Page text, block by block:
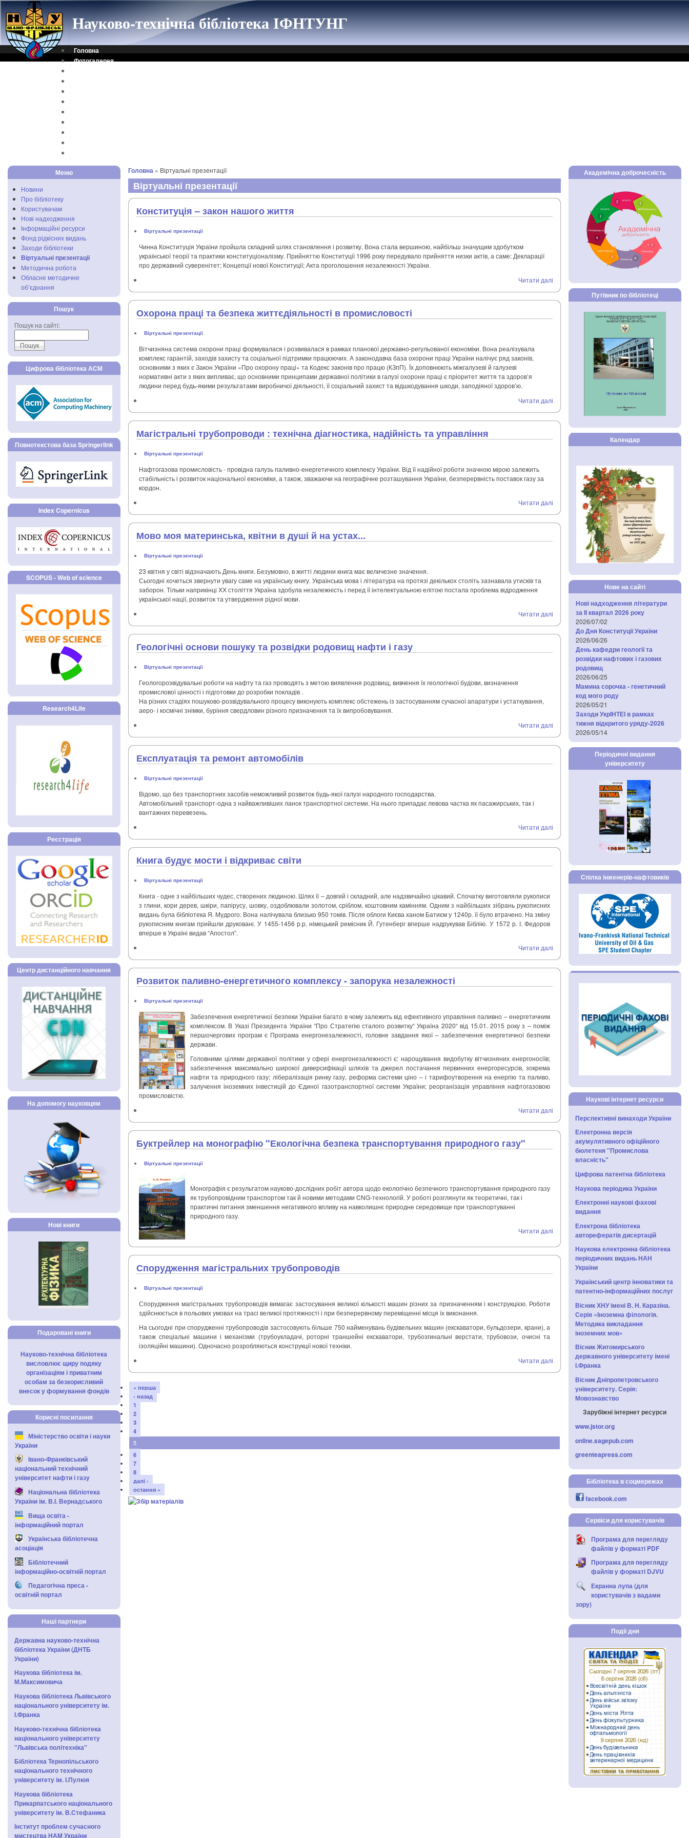
Науково-технічна бібліотека ІФНТУНГ
Головна
Фотогалерея
Меню
Новини
Про бібліотеку
Користувачам
Нові надходження
Інформаційні ресурси
Фонд рідкісних видань
Заходи бібліотеки
Віртуальні презентації
Методична робота
Обласне методичне
об’єднання
Пошук
Пошук на сайті:
Цифрова бібліотека АСМ
Повнотекстова база Springerlink
Index Copernicus
SCOPUS - Web of science
Research4Life
Реєстрація
Центр дистанційного навчання
На допомогу науковцям
Нові книги
Подаровані книги
Науково-технічна бібліотека
висловлює щиру подяку
організаціям і приватним
особам за безкорисливий
внесок у формування фондів
Корисні посилання
Міністерство освіти і науки
України
Івано-Франківський
національний технічний
університет нафти і газу
Національна бібліотека
України ім. В.І. Вернадського
Вища освіта -
інформаційний портал
Українська бібліотечна
асоціація
Бібліотечний
інформаційно-освітній портал
Педагогічна преса -
освітній портал
Наші партнери
Державна науково-технічна
бібліотека України (ДНТБ
України)
Наукова бібліотека ім.
М.Максимовича
Наукова бібліотека Львівського
національного університету ім.
І.Франка
Науково-технічна бібліотека
національного університету
"Львівська політехніка"
Бібліотека Тернопільського
національного технічного
університету ім. І.Пулюя
Наукова бібліотека
Прикарпатського національного
університету ім. В.Стефаника
Інститут проблем сучасного
мистецтва НАМ України
Головна » Віртуальні презентації
Віртуальні презентації
Конституція – закон нашого життя
Віртуальні презентації
Чинна Конституція України пройшла складний шлях становлення і розвитку. Вона стала вершиною, найбільш значущим здобутком
української теорії та практики конституціоналізму. Прийняттю Конституції 1996 року передувало прийняття низки актів, а саме: Декларації
про державний суверенітет; Концепції нової Конституції; Акта проголошення незалежності України.
Читати далі
Охорона праці та безпека життєдіяльності в промисловості
Віртуальні презентації
Вітчизняна система охорони праці формувалася і розвивалася в рамках планової державно-регульованої економіки. Вона реалізувала
комплекс гарантій, заходів захисту та соціальної підтримки працюючих. А законодавча база охорони праці України налічує ряд законів,
основними з яких є Закон України «Про охорону праці» та Кодекс законів про працю (КЗпП). Їх доповнюють міжгалузеві й галузеві
нормативні акти з яких випливає, що основними принципами державної політики в галузі охорони праці є пріоритет життя та здоров’я
людини перед будь-якими результатами виробничої діяльності, її соціальний захист та відшкодування шкоди, заподіяної здоров’ю.
Читати далі
Магістральні трубопроводи : технічна діагностика, надійність та управління
Віртуальні презентації
Нафтогазова промисловість - провідна галузь паливно-енергетичного комплексу України. Від її надійної роботи значною мірою залежить
стабільність і розвиток національної економіки, а також, зважаючи на географічне розташування України, безперервність поставок газу за
кордон.
Читати далі
Мово моя материнська, квітни в душі й на устах...
Віртуальні презентації
23 квітня у світі відзначають День книги. Безумовно, в житті людини книга має величезне значення.
Сьогодні хочеться звернути увагу саме на українську книгу. Українська мова і література на протязі декількох століть зазнавала утисків та
заборон. Тільки наприкінці ХХ століття Україна здобула незалежність і перед її інтелектуальною елітою постала проблема відродження
української нації, розвиток та утвердження рідної мови.
Читати далі
Геологічні основи пошуку та розвідки родовищ нафти і газу
Віртуальні презентації
Геологорозвідувальні роботи на нафту та газ проводять з метою виявлення родовищ, вивчення їх геологічної будови, визначення
промислової цінності і підготовки до розробки покладів .
На різних стадіях пошуково-розвідувального процесу виконують комплекс обстежень із застосуванням сучасної апаратури і устаткування,
аеро- і космічні знімки, буріння свердловин різного призначення та їх випробовування.
Читати далі
Експлуатація та ремонт автомобілів
Віртуальні презентації
Відомо, що без транспортних засобів неможливий розвиток будь-якої галузі народного господарства.
Автомобільний транспорт-одна з найважливіших ланок транспортної системи. На нього припадає левова частка як пасажирських, так і
вантажних перевезень.
Читати далі
Книга будує мости і відкриває світи
Віртуальні презентації
Книга - одне з найбільших чудес, створених людиною. Шлях її – довгий і складний, але надзвичайно цікавий. Спочатку виготовляли рукописи
з глини, кори дерев, шкіри, папірусу, шовку, оздоблювали золотом, сріблом, коштовним камінням. Одним з найбільших зібрань рукописних
видань була бібліотека Я. Мудрого. Вона налічувала близько 950 томів. Після облоги Києва ханом Батиєм у 1240р. її було втрачено. На зміну
рукописним книгам прийшли друковані. У 1455-1456 р.р. німецький ремісник Й. Гутенберг вперше надрукував Біблію. У 1572 р. І. Федоров
вперше в Україні видав “Апостол”.
Читати далі
Розвиток паливно-енергетичного комплексу - запорука незалежності
Віртуальні презентації
Забезпечення енергетичної безпеки України багато в чому залежить від ефективного управління паливно – енергетичним
комплексом. В Указі Президента України “Про Стратегію сталого розвитку“ Україна 2020“ від 15.01. 2015 року з – поміж
першочергових програм є Програма енергонезалежності, головне завдання якої – забезпечення енергетичної безпеки
держави.
Головними цілями державної політики у сфері енергонезалежності є: нарощування видобутку вітчизняних енергоносіїв;
забезпечення максимально широкої диверсифікації шляхів та джерел постачання первинних енергоресурсів, зокрема
нафти та природного газу; лібералізація ринку газу, реформа системи ціно – і тарифоутворення на енергію та паливо,
залучення іноземних інвестицій до Єдиної газотранспортної системи України; реорганізація управління нафтогазовою
промисловістю.
Читати далі
Буктрейлер на монографію "Екологічна безпека транспортування природного газу"
Віртуальні презентації
Монографія є результатом науково-дослідних робіт автора щодо екологічно безпечного транспортування природного газу
як трубопровідним транспортом так й новими методами CNG-технологій. У роботі розглянути як теоретичні, так і
практичні питання зменшення негативного впливу на навколишнє природне середовище при транспортуванні
природного газу.
Читати далі
Спорудження магістральних трубопроводів
Віртуальні презентації
Спорудження магістральних трубопроводів вимагає застосування великої кількості машин різних за призначенням і конструкцією. Роботи
здійснюється в польових умовах на трасі великої протяжності і при безперервному переміщенні місця їх виконання.
На сьогодні при спорудженні трубопроводів застосовують більше 750 найменувань будівельних машин (екскаватори, бульдозери, крани), а
також спеціальні машини і механізми (трубоукладачі, роторні траншейні екскаватори, трубозгинальні верстати, трубовози, очисні та
ізоляційні машини). Одночасно розробляються конструкції нової техніки.
Читати далі
« перша
‹ назад
1
2
3
4
5
6
7
8
далі ›
остання »
Академічна доброчесність
Путівник по бібліотеці
Календар
Нове на сайті
Нові надходження літератури
за IІ квартал 2026 року
2026/07/02
До Дня Конституції України
2026/06/26
День кафедри геології та
розвідки нафтових і газових
родовищ
2026/06/25
Мамина сорочка - генетичний
код мого роду
2026/05/21
Заходи УкрІНТЕІ в рамках
тижня відкритого уряду-2026
2026/05/14
Періодичні видання
університету
Спілка інженерів-нафтовиків
Наукові інтернет ресурси
Перспективні винаходи України
Електронна версія
акумулятивного офіційного
бюлетеня "Промислова
власність"
Цифрова патентна бібліотека
Наукова періодика України
Електронні наукові фахові
видання
Електрона бібліотека
авторефератів дисертацій
Наукова електронна бібліотека
періодичних видань НАН
України
Український центр інноватики та
патентно-інформаційних послуг
Вісник ХНУ імені В. Н. Каразіна.
Серія «Іноземна філологія.
Методика викладання
іноземних мов»
Вісник Житомирського
державного університету імені
І.Франка
Вісник Дніпропетровського
університету. Серія:
Мовознавство
Зарубіжні інтернет ресурси
www.jstor.org
online.sagepub.com
greenteapress.com
Бібліотека в соцмережах
facebook.com
Сервіси для користувачів
Програма для перегляду
файлів у форматі PDF
Програма для перегляду
файлів у форматі DJVU
Екранна лупа (для
користувачів з вадами
зору)
Події дня